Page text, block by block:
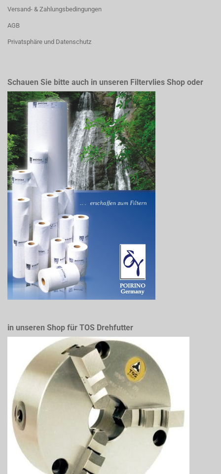
Versand- & Zahlungsbedingungen
AGB
Privatsphäre und Datenschutz
Schauen Sie bitte auch in unseren Filtervlies Shop oder
in unseren Shop für TOS Drehfutter